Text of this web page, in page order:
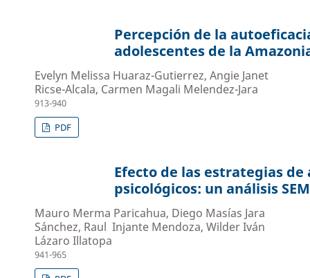
Percepción de la
adolescentes de la
Evelyn Melissa Huaraz-Gutierrez, Angie Janet
Ricse-Alcala, Carmen Magali Melendez-Jara
913-940
PDF
Efecto de las estrategias
psicológicos: un análisis SEM
Mauro Merma Paricahua, Diego Masías Jara
Sánchez, Raul Injante Mendoza, Wilder Iván
Lázaro Illatopa
941-965